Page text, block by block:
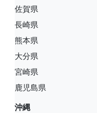
佐賀県
長崎県
熊本県
大分県
宮崎県
鹿児島県
沖縄